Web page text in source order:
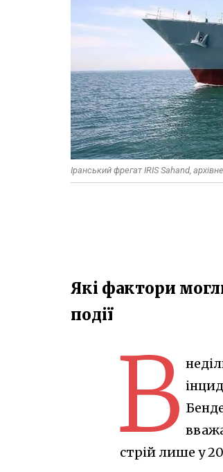
Іранський фрегат IRIS Sahand,
Які фактори
події
В
стрій лише у